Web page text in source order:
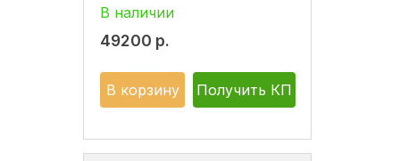
В наличии
49200 р.
В корзину Получить КП